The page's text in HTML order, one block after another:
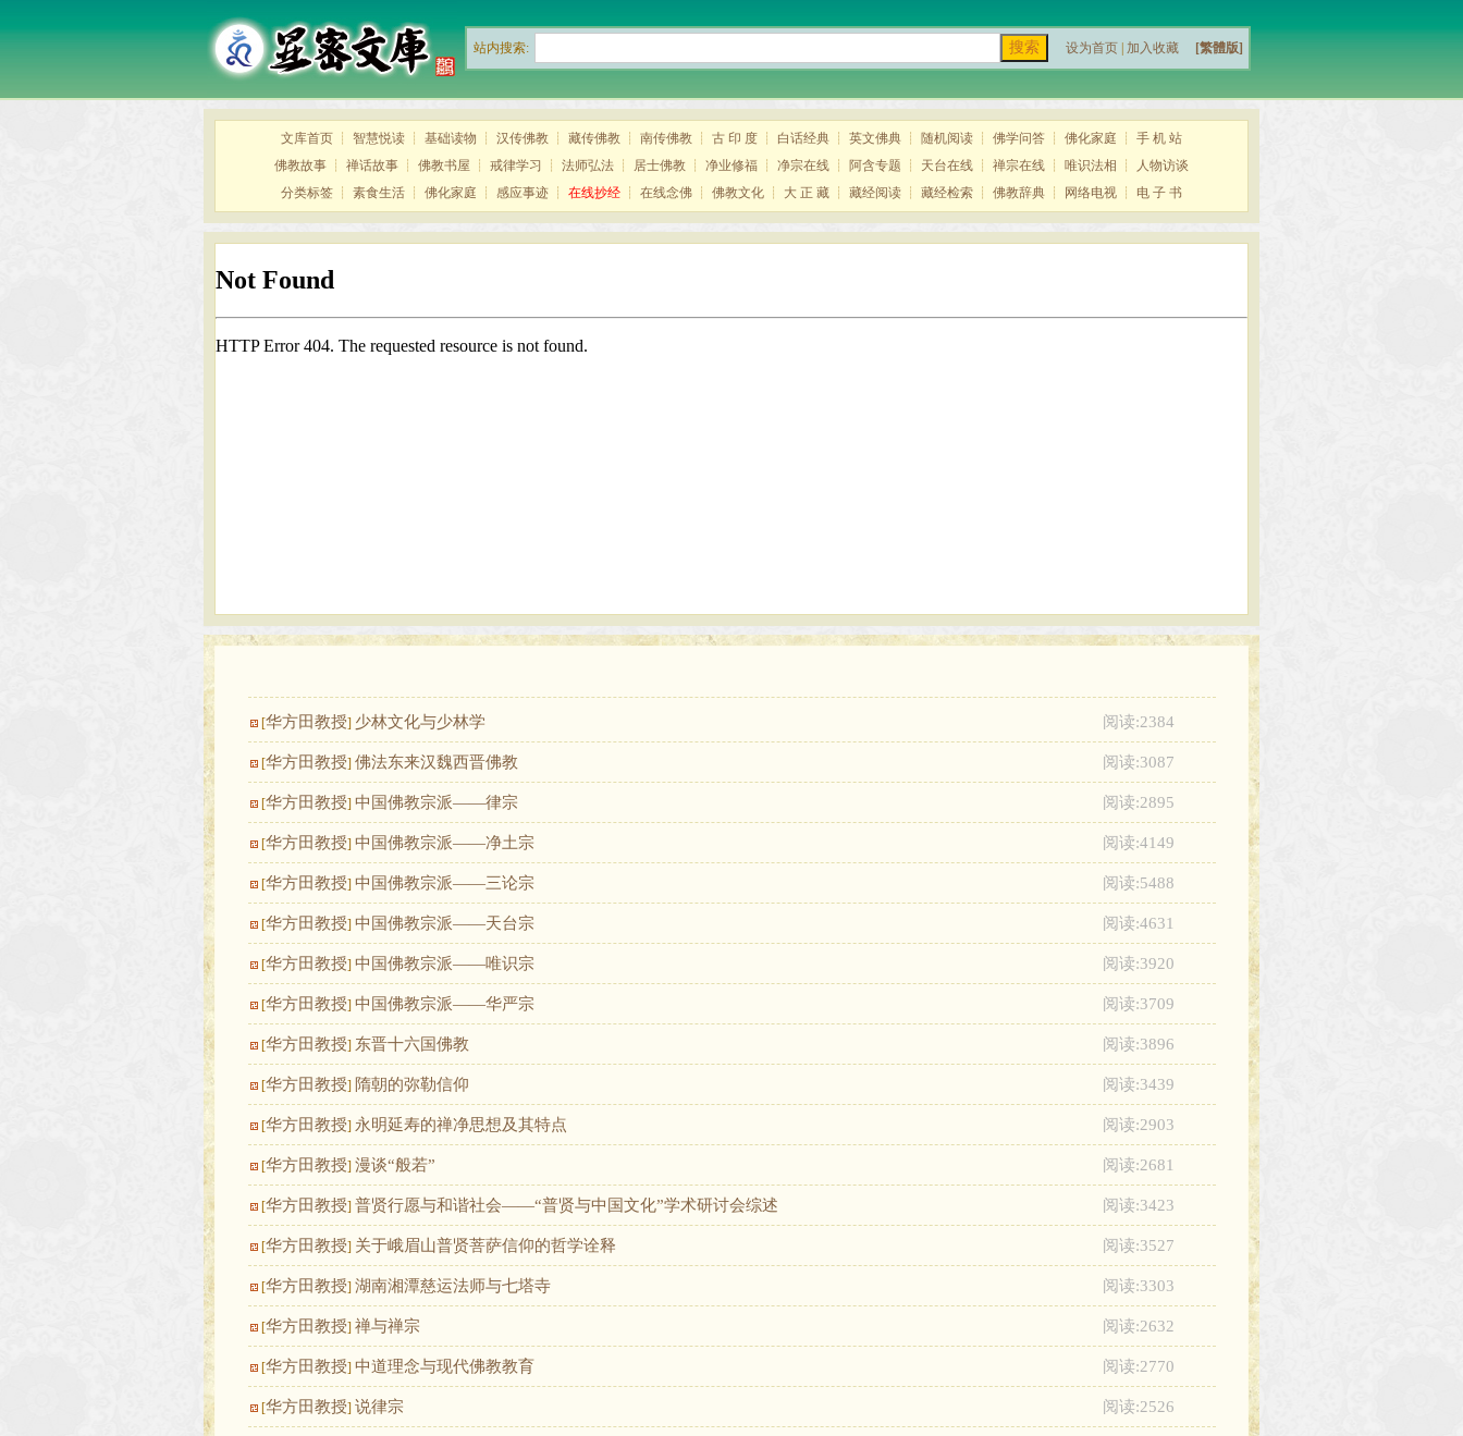
站内搜索: 设为首页 加入收藏 [繁體版]
文库首页 ┊ 智慧悦读 ┊ 基础读物 ┊ 汉传佛教 ┊ 藏传佛教 ┊ 南传佛教 ┊ 古 印 度 ┊ 白话经典 ┊ 英文佛典 ┊ 随机阅读 ┊ 佛学问答 ┊ 佛化家庭 ┊ 手 机 站
佛教故事 ┊ 禅话故事 ┊ 佛教书屋 ┊ 戒律学习 ┊ 法师弘法 ┊ 居士佛教 ┊ 净业修福 ┊ 净宗在线 ┊ 阿含专题 ┊ 天台在线 ┊ 禅宗在线 ┊ 唯识法相 ┊
人物访谈
分类标签 ┊ 素食生活 ┊ 佛化家庭 ┊ 感应事迹 ┊ 在线抄经 ┊ 在线念佛 ┊ 佛教文化 ┊ 大 正 藏 ┊ 藏经阅读 ┊ 藏经检索 ┊ 佛教辞典 ┊ 网络电视 ┊ 电 子 书
[华方田教授] 少林文化与少林学 阅读:2384
[华方田教授] 佛法东来汉魏西晋佛教 阅读:3087
[华方田教授] 中国佛教宗派——律宗 阅读:2895
[华方田教授] 中国佛教宗派——净土宗 阅读:4149
[华方田教授] 中国佛教宗派——三论宗 阅读:5488
[华方田教授] 中国佛教宗派——天台宗 阅读:4631
[华方田教授] 中国佛教宗派——唯识宗 阅读:3920
[华方田教授] 中国佛教宗派——华严宗 阅读:3709
[华方田教授] 东晋十六国佛教 阅读:3896
[华方田教授] 隋朝的弥勒信仰 阅读:3439
[华方田教授] 永明延寿的禅净思想及其特点 阅读:2903
[华方田教授] 漫谈“般若” 阅读:2681
[华方田教授] 普贤行愿与和谐社会——“普贤与中国文化”学术研讨会综述 阅读:3423
[华方田教授] 关于峨眉山普贤菩萨信仰的哲学诠释 阅读:3527
[华方田教授] 湖南湘潭慈运法师与七塔寺 阅读:3303
[华方田教授] 禅与禅宗 阅读:2632
[华方田教授] 中道理念与现代佛教教育 阅读:2770
[华方田教授] 说律宗 阅读:2526